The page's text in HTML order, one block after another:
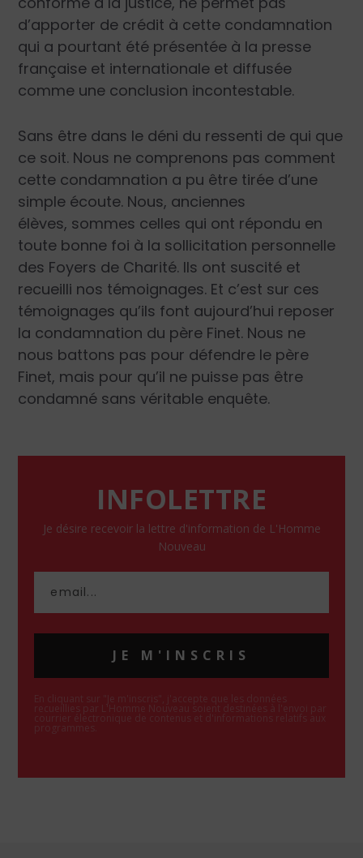
d’apporter de crédit à cette condamnation
qui a pourtant été présentée à la presse
française et internationale et diffusée
comme une conclusion incontestable.
Sans être dans le déni du ressenti de qui que
ce soit. Nous ne comprenons pas comment
cette condamnation a pu être tirée d’une
simple écoute. Nous, anciennes
élèves, sommes celles qui ont répondu en
toute bonne foi à la sollicitation personnelle
des Foyers de Charité. Ils ont suscité et
recueilli nos témoignages. Et c’est sur ces
témoignages qu’ils font aujourd’hui reposer
la condamnation du père Finet. Nous ne
nous battons pas pour défendre le père
Finet, mais pour qu’il ne puisse pas être
condamné sans véritable enquête.
INFOLETTRE
Je désire recevoir la lettre d'information de L'Homme
Nouveau
JE M'INSCRIS
En cliquant sur "Je m'inscris", j'accepte que les données
recueillies par L'Homme Nouveau soient destinées à l'envoi par
courrier électronique de contenus et d'informations relatifs aux
programmes.